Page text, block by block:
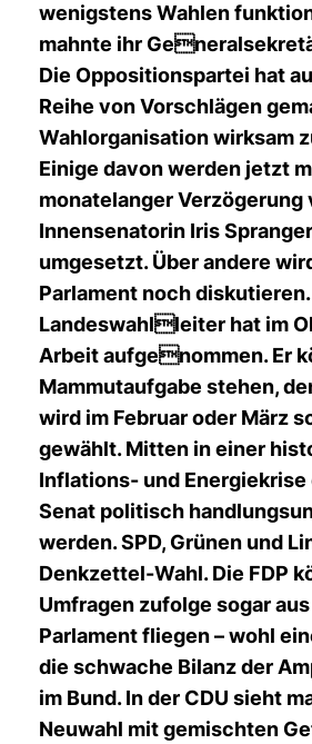
wenigstens Wahlen
mahnte ihr
Die Oppositionspartei hat
Reihe von Vorschlägen
Wahlorganisation wirksam
Einige davon werden jetzt
monatelanger Verzögerung
Innensenatorin Iris
umgesetzt. Über andere
Parlament noch
Landeswahlleiter hat im
Arbeit aufgenommen. Er
Mammutaufgabe stehen,
wird im Februar oder März
gewählt. Mitten in einer
Inflations- und Energiekrise
Senat politisch
werden. SPD, Grünen und
Denkzettel-Wahl. Die FDP
Umfragen zufolge sogar
Parlament fliegen – wohl
die schwache Bilanz der
im Bund. In der CDU sieht
Neuwahl mit gemischten